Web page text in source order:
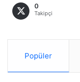
0
Takipçi
Popüler